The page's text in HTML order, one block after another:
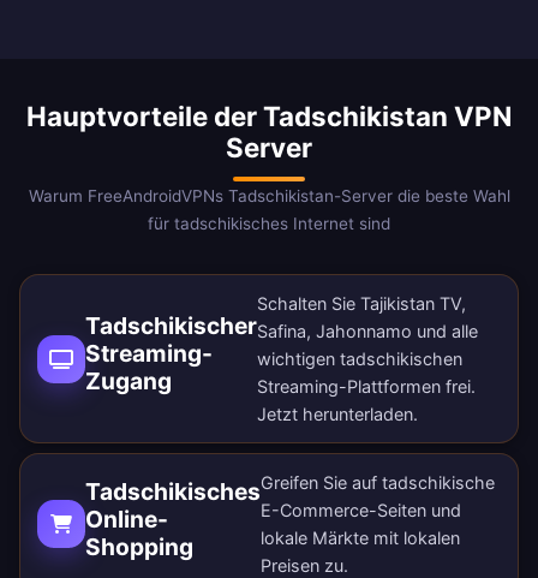
Hauptvorteile der Tadschikistan VPN
Server
Warum FreeAndroidVPNs Tadschikistan-Server die beste Wahl
für tadschikisches Internet sind
Tadschikischer
Streaming-
Zugang
Schalten Sie Tajikistan TV,
Safina, Jahonnamo und alle
wichtigen tadschikischen
Streaming-Plattformen frei.
Jetzt herunterladen.
Tadschikisches
Online-
Shopping
Greifen Sie auf tadschikische
E-Commerce-Seiten und
lokale Märkte mit lokalen
Preisen zu.